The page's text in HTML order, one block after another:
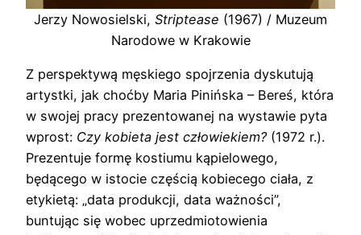
Jerzy Nowosielski, Striptease (1967) / Muzeum
Narodowe w Krakowie
Z perspektywą męskiego spojrzenia dyskutują
artystki, jak choćby Maria Pinińska – Bereś, która
w swojej pracy prezentowanej na wystawie pyta
wprost: Czy kobieta jest człowiekiem?(1972 r.).
Prezentuje formę kostiumu kąpielowego,
będącego w istocie częścią kobiecego ciała, z
etykietą: „data produkcji, data ważności”,
buntując się wobec uprzedmiotowienia